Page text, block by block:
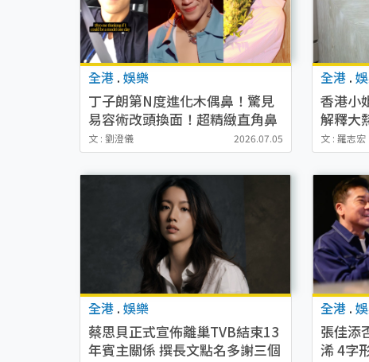
全港 . 娛樂
丁子朗第N度進化木偶鼻！驚見
易容術改頭換面！超精緻直角鼻
頭嚇窒網民認唔出
文 : 劉澄儀 2026.07.05
全港 .
香港小
解釋大
力勸：
文 : 羅志宏
全港 . 娛樂
蔡思貝正式宣佈離巢TVB結束13
年賓主關係 撰長文點名多謝三個
全港 .
張佳添
浠 4字